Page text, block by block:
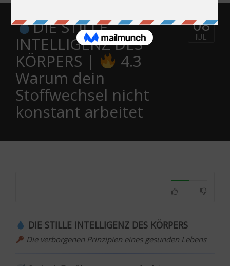
DIE STILLE
INTELLIGENZ DES
KÖRPERS |
4.3
Warum dein
Stoffwechsel nicht
konstant arbeitet
08
IUL.
DIE STILLE INTELLIGENZ DES KÖRPERS
Die verborgenen Prinzipien eines gesunden Lebens